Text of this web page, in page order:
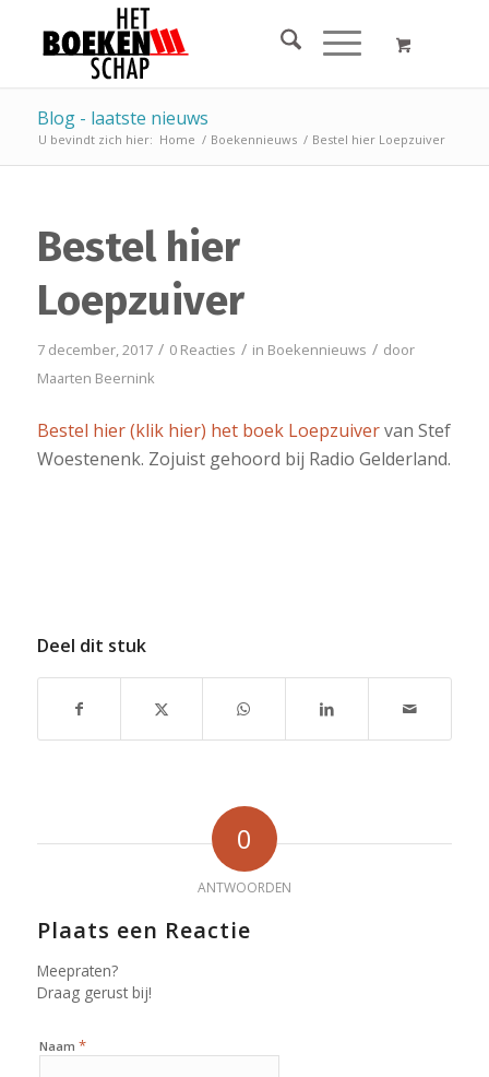
Blog - laatste nieuws
U bevindt zich hier: Home / Boekennieuws / Bestel hier Loepzuiver
Bestel hier
Loepzuiver
7 december, 2017 / 0 Reacties / in Boekennieuws / door
Maarten Beernink
Bestel hier (klik hier) het boek Loepzuivervan Stef
Woestenenk. Zojuist gehoord bij Radio Gelderland.
Deel dit stuk
0
ANTWOORDEN
Plaats een Reactie
Meepraten?
Draag gerust bij!
Naam *